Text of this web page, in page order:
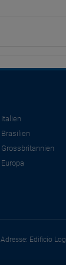
Italien
Brasilien
Grossbritannien
Europa
Adresse: Edificio